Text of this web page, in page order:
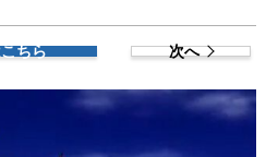
ちら 次へ